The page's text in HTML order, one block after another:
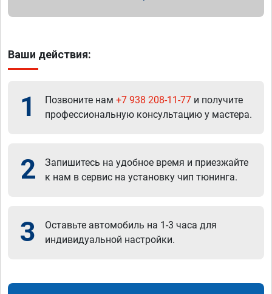
Ваши действия:
1 Позвоните нам +7 938 208-11-77 и получите
профессиональную консультацию у мастера.
2
Запишитесь на удобное время и приезжайте
к нам в сервис на установку чип тюнинга.
3
Оставьте автомобиль на 1-3 часа для
индивидуальной настройки.